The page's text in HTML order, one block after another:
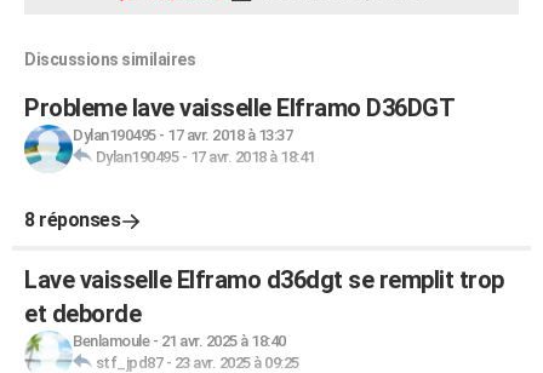
Discussions similaires
Probleme lave vaisselle Elframo D36DGT
Dylan190495- 17 avr. 2018 à 13:37
Dylan190495- 17 avr. 2018 à 18:41
8 réponses
Lave vaisselle Elframo d36dgt se remplit trop
et deborde
Benlamoule- 21 avr. 2025 à 18:40
stf_jpd87- 23 avr. 2025 à 09:25